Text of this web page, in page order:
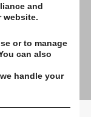
and
website.
or to manage
can also
handle your